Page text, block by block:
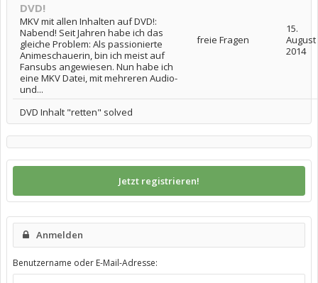
DVD!
MKV mit allen Inhalten auf DVD!:
Nabend! Seit Jahren habe ich das
gleiche Problem: Als passionierte
Animeschauerin, bin ich meist auf
Fansubs angewiesen. Nun habe ich
eine MKV Datei, mit mehreren Audio-
und...
freie Fragen
15.
August
2014
DVD Inhalt "retten" solved
Jetzt registrieren!
Anmelden
Benutzername oder E-Mail-Adresse: